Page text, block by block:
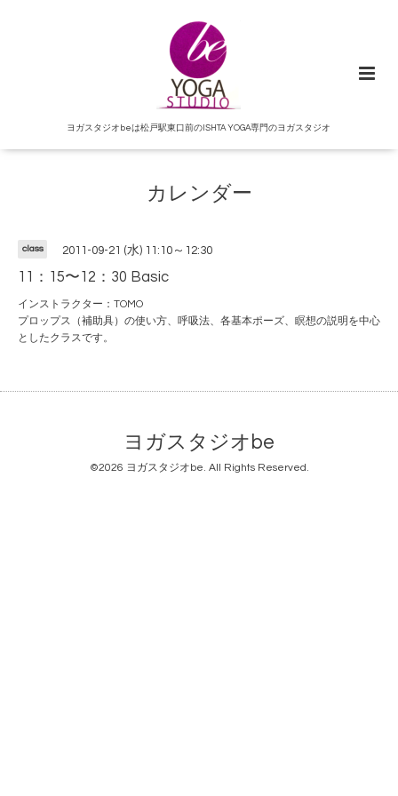
ヨガスタジオbeは松戸駅東口前のISHTA YOGA専門のヨガスタジオ
カレンダー
class 2011-09-21 (水) 11:10～12:30
11：15〜12：30 Basic
インストラクター：TOMO
プロップス（補助具）の使い方、呼吸法、各基本ポーズ、瞑想の説明を中心
としたクラスです。
ヨガスタジオbe
©2026 ヨガスタジオbe. All Rights Reserved.